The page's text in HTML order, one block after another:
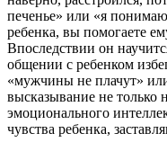
печенье» или «я
ребенка, вы помогаете
Впоследствии он
общении с ребенком
«мужчины не плачут»
высказывание не только
эмоционального
чувства ребенка,